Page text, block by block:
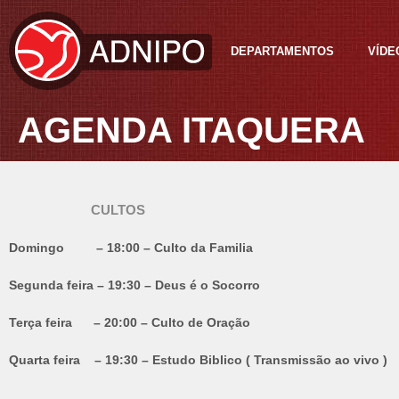
DEPARTAMENTOS
AGENDA ITAQUERA
CULTOS
Domingo – 18:00 – Culto da Familia
Segunda feira – 19:30 – Deus é o Socorro
Terça feira – 20:00 – Culto de Oração
Quarta feira – 19:30 – Estudo Biblico ( Transmissão ao vivo )